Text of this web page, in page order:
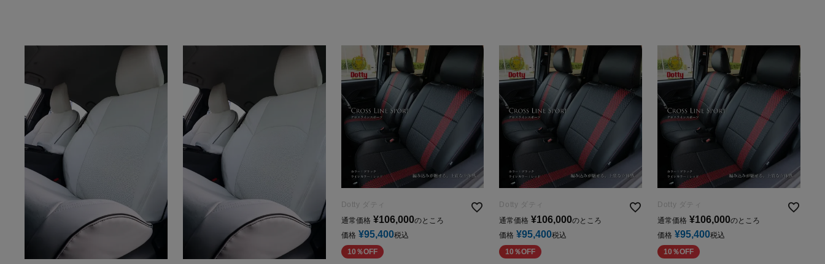
Dotty ダティ
通常価格 ¥106,000のところ
価格 ¥95,400税込
10％OFF
Dotty ダティ
通常価格 ¥106,000のところ
価格 ¥95,400税込
10％OFF
Dotty ダティ
通常価格 ¥106,000のところ
価格 ¥95,400税込
10％OFF